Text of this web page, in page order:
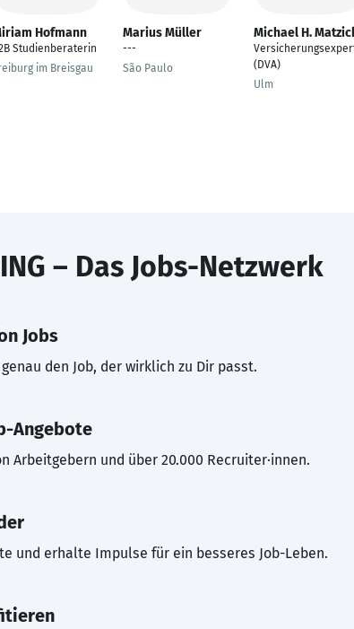
Hofmann
Studienberaterin
im Breisgau
Marius Müller
---
São Paulo
Michael H.
(DVA)
Ulm
– Das Jobs-Netzwerk
Jobs
den Job, der wirklich zu Dir passt.
Angebote
Arbeitgebern und über 20.000 Recruiter·innen.
und erhalte Impulse für ein besseres Job-Leben.